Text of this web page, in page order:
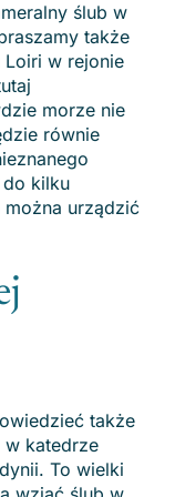
ślub w
także
Loiri w rejonie
morze nie
równie
do kilku
urządzić
także
w katedrze
To wielki